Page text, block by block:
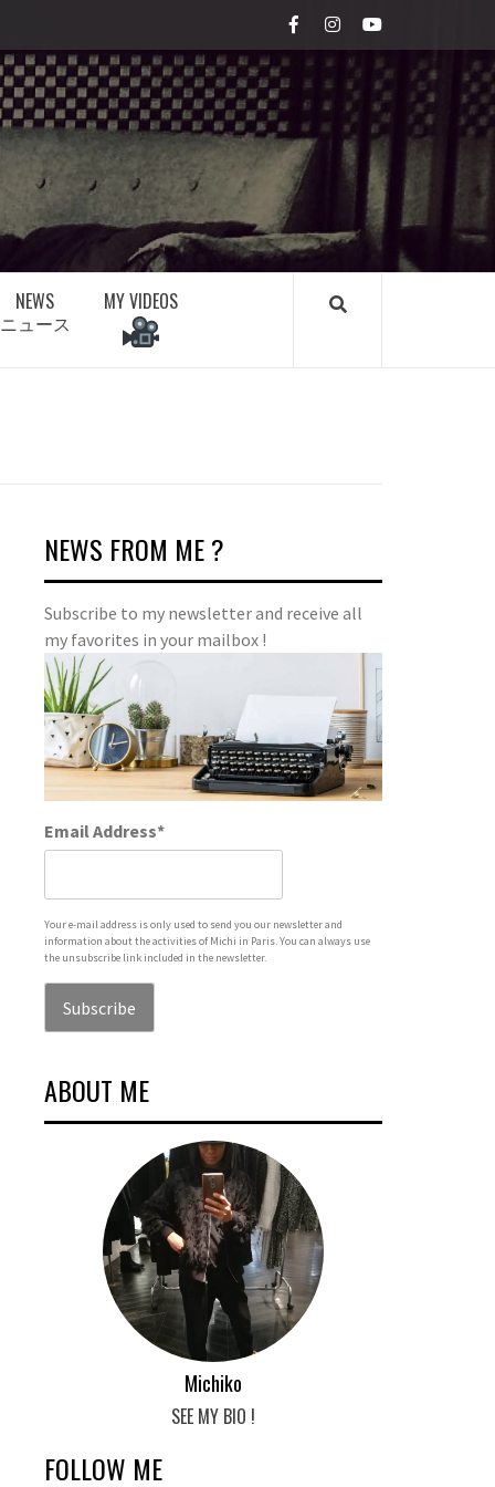
FacebookInstagram
youtube
NEWS
ニュース
MY VIDEOS
NEWS FROM ME ?
Subscribe to my newsletter and receive all
my favorites in your mailbox !
Email Address*
Your e-mail address is only used to send you our newsletter and
information about the activities of Michi in Paris. You can always use
the unsubscribe link included in the newsletter.
ABOUT ME
Michiko
SEE MY BIO !
FOLLOW ME